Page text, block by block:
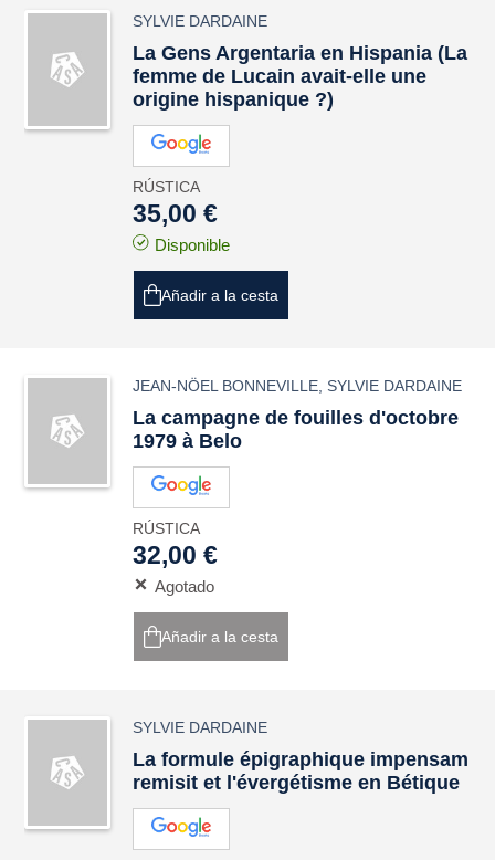
SYLVIE DARDAINE
La Gens Argentaria en Hispania (La
femme de Lucain avait-elle une
origine hispanique ?)
RÚSTICA
35,00 €
Disponible
Añadir a la cesta
JEAN-NÖEL BONNEVILLE SYLVIE DARDAINE
La campagne de fouilles d'octobre
1979 à Belo
RÚSTICA
32,00 €
Agotado
Añadir a la cesta
SYLVIE DARDAINE
La formule épigraphique impensam
remisit et l'évergétisme en Bétique